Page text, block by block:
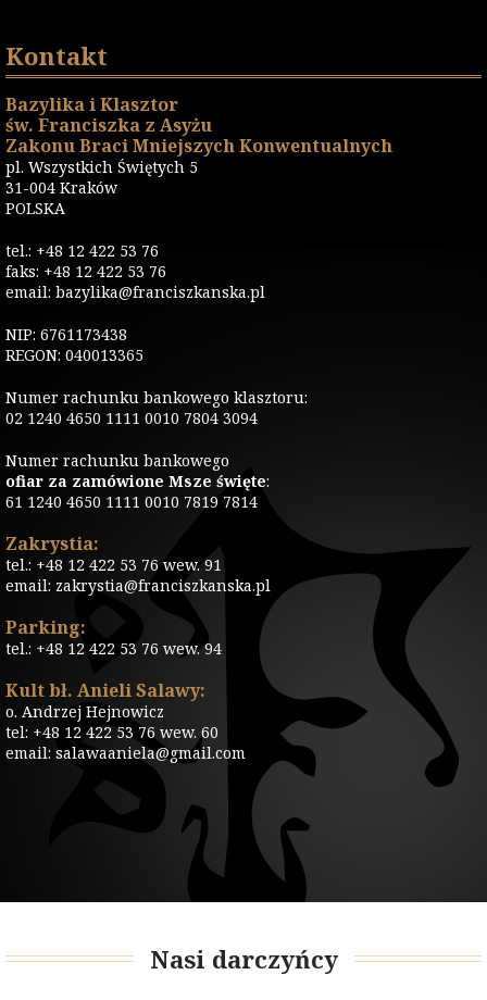
Kontakt
Bazylika i Klasztor
św. Franciszka z Asyżu
Zakonu Braci Mniejszych Konwentualnych
pl. Wszystkich Świętych 5
31-004 Kraków
POLSKA
tel.: +48 12 422 53 76
faks: +48 12 422 53 76
email: bazylika@franciszkanska.pl
NIP: 6761173438
REGON: 040013365
Numer rachunku bankowego klasztoru:
02 1240 4650 1111 0010 7804 3094
Numer rachunku bankowego
ofiar za zamówione Msze święte:
61 1240 4650 1111 0010 7819 7814
Zakrystia:
tel.: +48 12 422 53 76 wew. 91
email: zakrystia@franciszkanska.pl
Parking:
tel.: +48 12 422 53 76 wew. 94
Kult bł. Anieli Salawy:
o. Andrzej Hejnowicz
tel: +48 12 422 53 76 wew. 60
email: salawaaniela@gmail.com
Nasi darczyńcy